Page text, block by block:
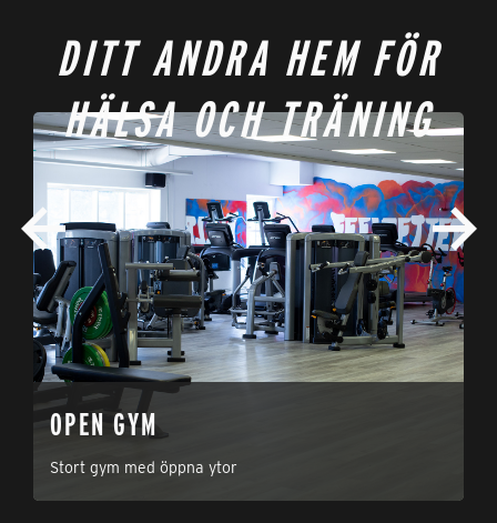
DITT ANDRA HEM FÖR
HÄLSA OCH TRÄNING
OPEN GYM
Stort gym med öppna ytor